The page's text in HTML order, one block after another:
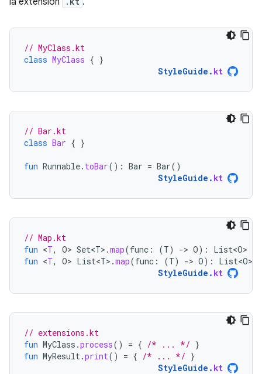
// MyClass.kt
class MyClass { }
StyleGuide . kt
// Bar.kt
class Bar { }
fun Runnable. toBar(): Bar = Bar()
StyleGuide . kt
// Map.kt
fun <T, O> Set<T> .map(func : (T) -> O): List<O>
fun <T, O> List<T> .map(func : (T) -> O): List<O>
StyleGuide . kt
// extensions.kt
fun MyClass .process() = { /* ... */ }
fun MyResult.print() = { /* ... */ }
StyleGuide . kt